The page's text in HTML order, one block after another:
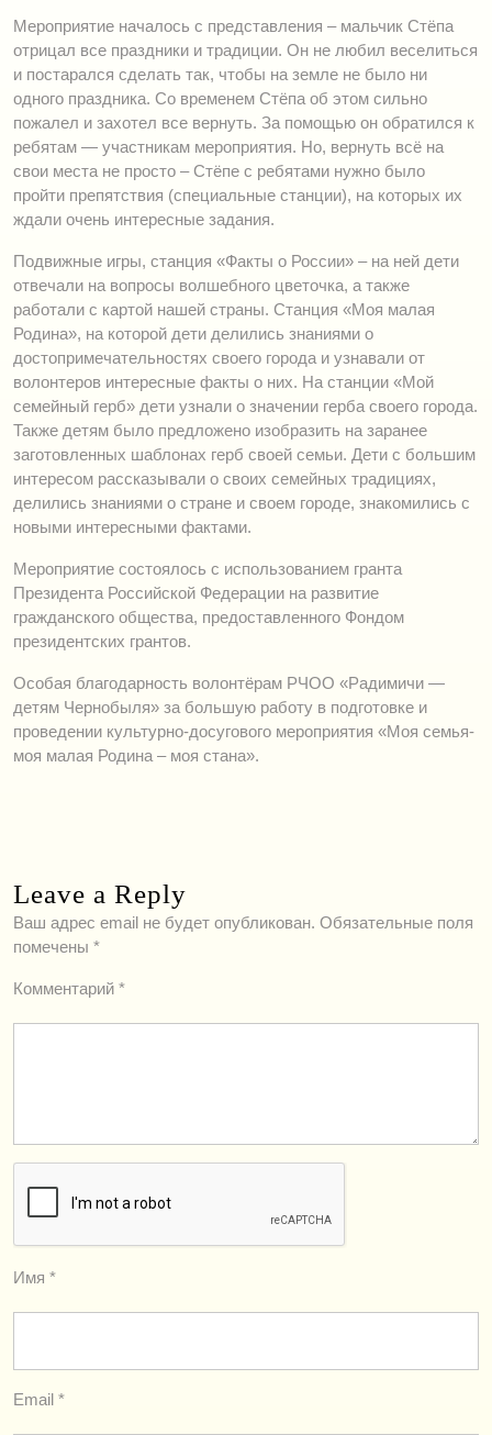
Мероприятие началось с представления – мальчик Стёпа
отрицал все праздники и традиции. Он не любил веселиться
и постарался сделать так, чтобы на земле не было ни
одного праздника. Со временем Стёпа об этом сильно
пожалел и захотел все вернуть. За помощью он обратился к
ребятам — участникам мероприятия. Но, вернуть всё на
свои места не просто – Стёпе с ребятами нужно было
пройти препятствия (специальные станции), на которых их
ждали очень интересные задания.
Подвижные игры, станция «Факты о России» – на ней дети
отвечали на вопросы волшебного цветочка, а также
работали с картой нашей страны. Станция «Моя малая
Родина», на которой дети делились знаниями о
достопримечательностях своего города и узнавали от
волонтеров интересные факты о них. На станции «Мой
семейный герб» дети узнали о значении герба своего города.
Также детям было предложено изобразить на заранее
заготовленных шаблонах герб своей семьи. Дети с большим
интересом рассказывали о своих семейных традициях,
делились знаниями о стране и своем городе, знакомились с
новыми интересными фактами.
Мероприятие состоялось с использованием гранта
Президента Российской Федерации на развитие
гражданского общества, предоставленного Фондом
президентских грантов.
Особая благодарность волонтёрам РЧОО «Радимичи —
детям Чернобыля» за большую работу в подготовке и
проведении культурно-досугового мероприятия «Моя семья-
моя малая Родина – моя стана».
Leave a Reply
Ваш адрес email не будет опубликован. Обязательные поля
помечены *
Комментарий *
Имя *
Email *